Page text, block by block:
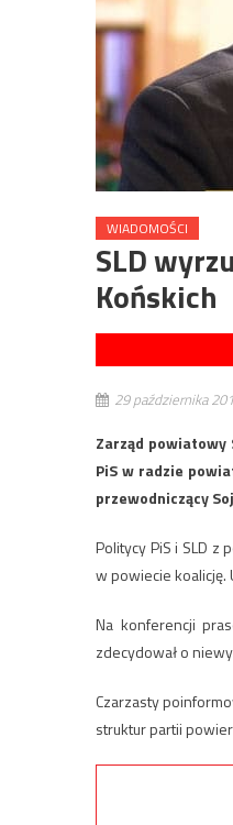
WIADOMOŚCI
SLD
Końskich
29 października
Zarząd powiatowy
PiS w radzie
przewodniczący
Politycy PiS i SLD
w powiecie koalicję.
Na konferencji
zdecydował o
Czarzasty
struktur partii